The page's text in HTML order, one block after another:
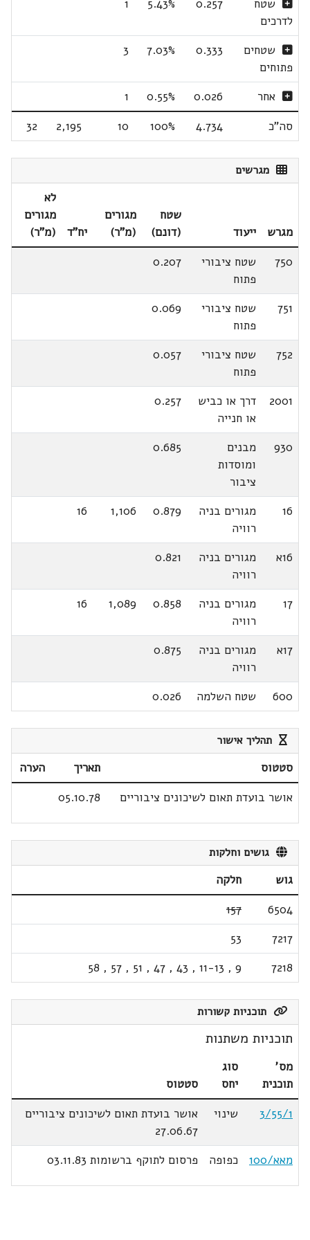
שטח
לדרכים
0.257
5.43%
1
שטחים
פתוחים
0.333
7.03%
3
אחר 0.026
0.55%
1
סה"כ
4.734
100%
10
2,195
32
מגרשים
מגרש ייעוד
שטח
(דונם)
מגורים
(מ"ר)
יח"ד
לא
מגורים
(מ"ר)
750
שטח ציבורי
פתוח
0.207
751
שטח ציבורי
פתוח
0.069
752
שטח ציבורי
פתוח
0.057
2001
דרך או כביש
או חנייה
0.257
930
מבנים
ומוסדות
ציבור
0.685
16
מגורים בניה
רוויה
0.879
1,106
16
16א
מגורים בניה
רוויה
0.821
17
מגורים בניה
רוויה
0.858
1,089
16
17א
מגורים בניה
רוויה
0.875
600 שטח השלמה 0.026
תהליך אישור
סטטוס תאריך
הערה
אושר בועדת תאום לשיכונים ציבוריים
05.10.78
גושים וחלקות
גוש
חלקה
6504
157
7217
53
7218
9
,
11-13
,
43
,
47
,
51
,
57
,
58
תוכניות קשורות
תוכניות משתנות
מס'
תוכנית
סוג
יחס
סטטוס
3/55/1
שינוי
אושר בועדת תאום לשיכונים ציבוריים
27.06.67
מאא/100
כפופה פרסום לתוקף ברשומות 03.11.83